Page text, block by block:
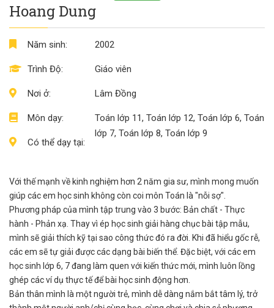
Hoang Dung
Năm sinh:
Trình Độ:
Nơi ở:
Môn dạy:
Có thể dạy tại:
2002
Giáo viên
Lâm Đồng
Toán lớp 11, Toán lớp 12, Toán lớp 6, Toán
lớp 7, Toán lớp 8, Toán lớp 9
Với thế mạnh về kinh nghiệm hơn 2 năm gia sư, mình mong muốn
giúp các em học sinh không còn coi môn Toán là "nỗi sợ".
Phương pháp của mình tập trung vào 3 bước: Bản chất - Thực
hành - Phản xạ. Thay vì ép học sinh giải hàng chục bài tập mẫu,
mình sẽ giải thích kỹ tại sao công thức đó ra đời. Khi đã hiểu gốc rễ,
các em sẽ tự giải được các dạng bài biến thể. Đặc biệt, với các em
học sinh lớp 6, 7 đang làm quen với kiến thức mới, mình luôn lồng
ghép các ví dụ thực tế để bài học sinh động hơn.
Bản thân mình là một người trẻ, mình dễ dàng nắm bắt tâm lý, trở